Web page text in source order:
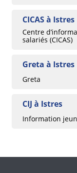
CICAS à Istres
Centre
salariés (CICAS)
Greta à Istres
Greta
CIJ à Istres
Information